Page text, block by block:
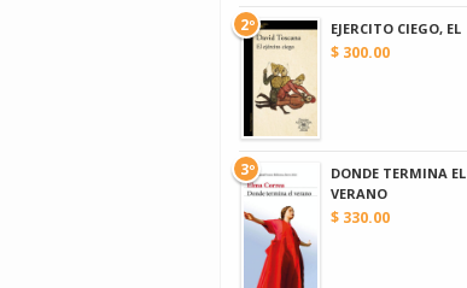
EJERCITO CIEGO, EL
$ 300.00
2º
DONDE TERMINA EL
VERANO
$ 330.00
3º